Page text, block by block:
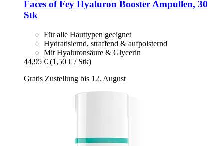
Faces of Fey Hyaluron Booster Ampullen, 30
Stk
Für alle Hauttypen geeignet
Hydratisiernd, straffend & aufpolsternd
Mit Hyaluronsäure & Glycerin
44,95 € (1,50 € / Stk)
Gratis Zustellung bis 12. August